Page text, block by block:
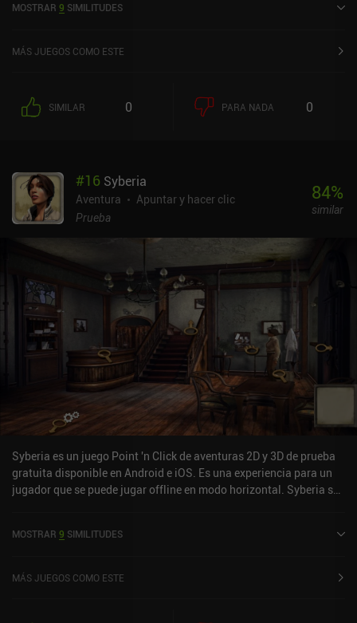
iOS.
MOSTRAR 9 SIMILITUDES
MÁS JUEGOS COMO ESTE
SIMILAR 0 PARA NADA 0
#16 Syberia
Aventura
Apuntar y hacer clic
Prueba
84%
similar
Syberia es un juego Point 'n Click de aventuras 2D y 3D de prueba
gratuita disponible en Android e iOS. Es una experiencia para un
jugador que se puede jugar offline en modo horizontal. Syberia se
MOSTRAR 9 SIMILITUDES
MÁS JUEGOS COMO ESTE